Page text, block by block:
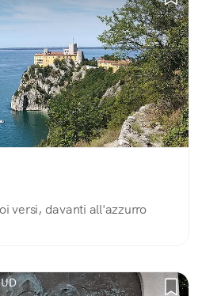
versi, davanti all'azzurro